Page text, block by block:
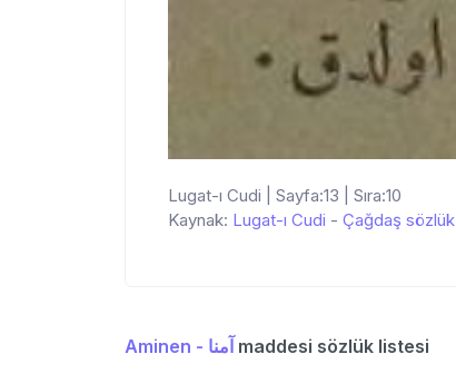
Lugat-ı Cudi | Sayfa:13 | Sıra:10
Kaynak: Lugat-ı Cudi - Çağdaş sözlük
Aminen - آمنا maddesi sözlük listesi